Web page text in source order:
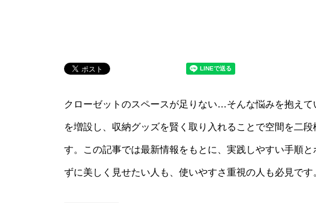
クローゼットのスペースが足りない…そんな悩みを抱え
を増設し、収納グッズを賢く取り入れることで空間を二
す。この記事では最新情報をもとに、実践しやすい手順
ずに美しく見せたい人も、使いやすさ重視の人も必見です